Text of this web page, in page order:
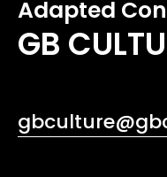
Adapted
GB